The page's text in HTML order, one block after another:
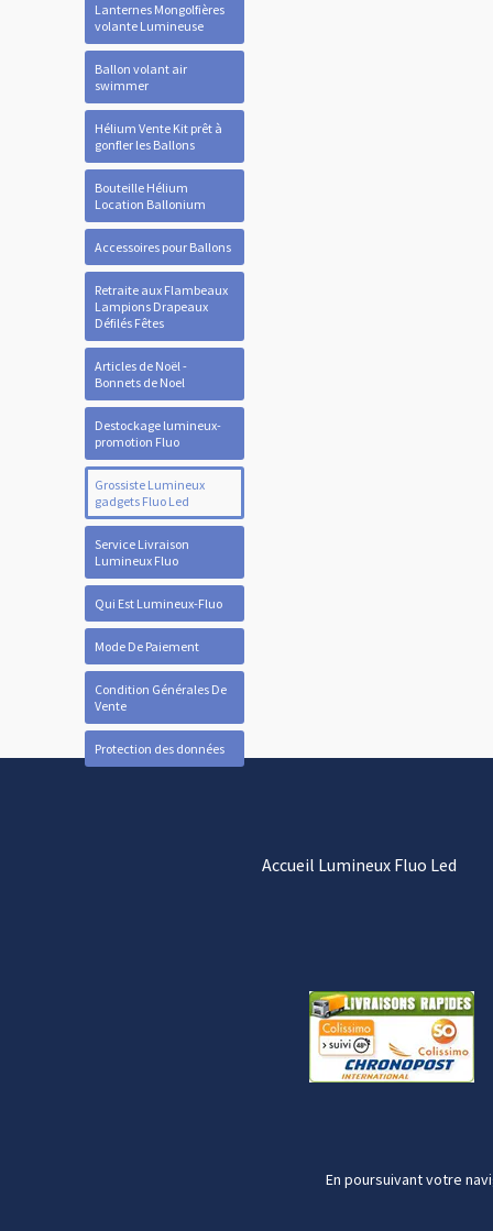
Lanternes Mongolfières
volante Lumineuse
Ballon volant air
swimmer
Hélium Vente Kit prêt à
gonfler les Ballons
Bouteille Hélium
Location Ballonium
Accessoires pour Ballons
Retraite aux Flambeaux
Lampions Drapeaux
Défilés Fêtes
Articles de Noël -
Bonnets de Noel
Destockage lumineux-
promotion Fluo
Grossiste Lumineux
gadgets Fluo Led
Service Livraison
Lumineux Fluo
Qui Est Lumineux-Fluo
Mode De Paiement
Condition Générales De
Vente
Protection des données
Accueil Lumineux Fluo Led
En poursuivant votre